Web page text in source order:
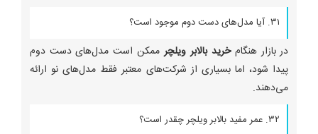
۳۱. آیا مدل‌های دست دوم موجود است؟
در بازار هنگامخرید بالابر ویلچر ممکن است مدل‌های دست دوم
پیدا شود، اما بسیاری از شرکت‌های معتبر فقط مدل‌های نو ارائه
می‌دهند.
۳۲. عمر مفید بالابر ویلچر چقدر است؟